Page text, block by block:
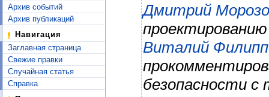
Архив событий
Архив публикаций
Навигация
Заглавная страница
Свежие правки
Случайная статья
Справка
Дмитрий
Виталий
безопасности с